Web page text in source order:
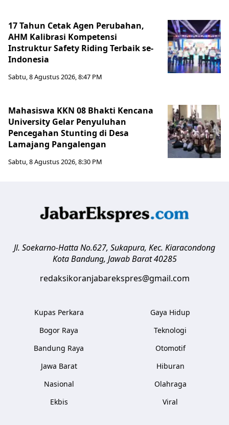
17 Tahun Cetak Agen Perubahan,
AHM Kalibrasi Kompetensi
Instruktur Safety Riding Terbaik se-
Indonesia
Sabtu, 8 Agustus 2026, 8:47 PM
Mahasiswa KKN 08 Bhakti Kencana
University Gelar Penyuluhan
Pencegahan Stunting di Desa
Lamajang Pangalengan
Sabtu, 8 Agustus 2026, 8:30 PM
Jl. Soekarno-Hatta No.627, Sukapura, Kec. Kiaracondong
Kota Bandung, Jawab Barat 40285
redaksikoranjabarekspres@gmail.com
Kupas Perkara
Bogor Raya
Bandung Raya
Jawa Barat
Nasional
Ekbis
Gaya Hidup
Teknologi
Otomotif
Hiburan
Olahraga
Viral